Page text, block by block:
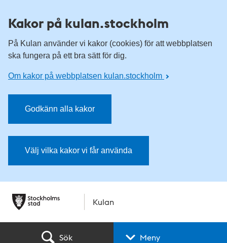
Kakor på kulan.stockholm
På Kulan använder vi kakor (cookies) för att webbplatsen
ska fungera på ett bra sätt för dig.
Om kakor på webbplatsen kulan.stockholm
Godkänn alla kakor
Välj vilka kakor vi får använda
Kulan
Sök Meny